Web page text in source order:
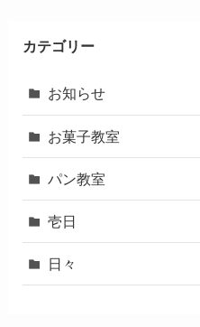
カテゴリー
お知らせ
お菓子教室
パン教室
壱日
日々